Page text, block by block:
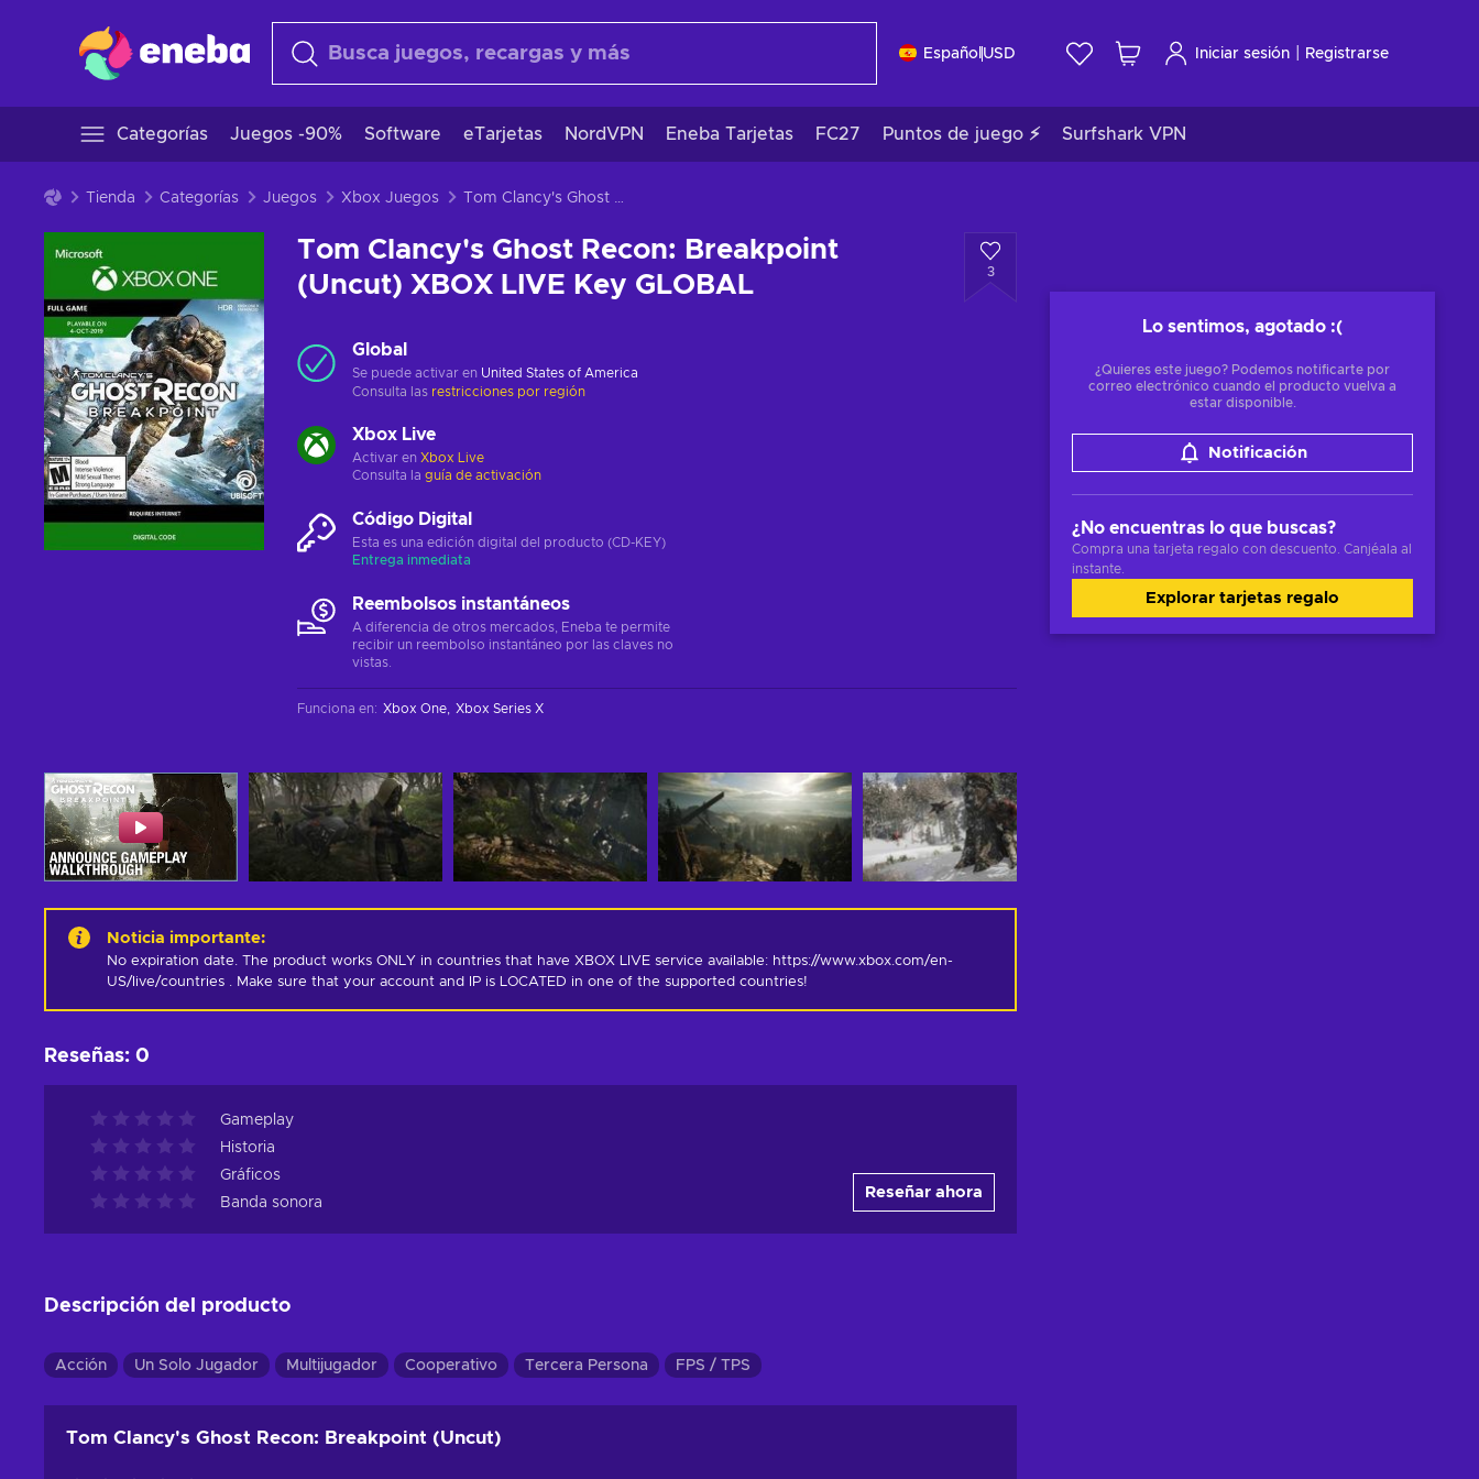
Español USD Iniciar sesión Registrarse
Categorías Juegos -90% Software eTarjetas NordVPN Eneba Tarjetas FC27 Puntos de juego ⚡ Surfshark VPN
Tienda Categorías Juegos Xbox Juegos Tom Clancy's Ghost Recon: Breakpoint (Uncut) XBOX LIVE Key GLOBAL
Tom Clancy's Ghost Recon: Breakpoint
(Uncut) XBOX LIVE Key GLOBAL
3
Lo sentimos, agotado :(
¿Quieres este juego? Podemos notificarte por
correo electrónico cuando el producto vuelva a
estar disponible.
Notificación
¿No encuentras lo que buscas?
Compra una tarjeta regalo con descuento. Canjéala al
instante.
Explorar tarjetas regalo
Global
Se puede activar en United States of America
Consulta las restricciones por región
Xbox Live
Activar en Xbox Live
Consulta la guía de activación
Código Digital
Esta es una edición digital del producto (CD-KEY)
Entrega inmediata
Reembolsos instantáneos
A diferencia de otros mercados, Eneba te permite
recibir un reembolso instantáneo por las claves no
vistas.
Funciona en: Xbox One Xbox Series X
Noticia importante:
No expiration date. The product works ONLY in countries that have XBOX LIVE service available: https://www.xbox.com/en-
US/live/countries . Make sure that your account and IP is LOCATED in one of the supported countries!
Reseñas: 0
Gameplay
Historia
Gráficos
Banda sonora
Reseñar ahora
Descripción del producto
Acción Un Solo Jugador Multijugador Cooperativo Tercera Persona FPS / TPS
Tom Clancy's Ghost Recon: Breakpoint (Uncut)